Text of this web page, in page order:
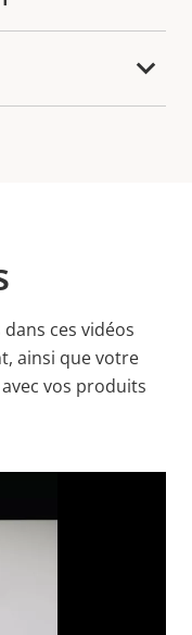
ces vidéos
ainsi que votre
vos produits